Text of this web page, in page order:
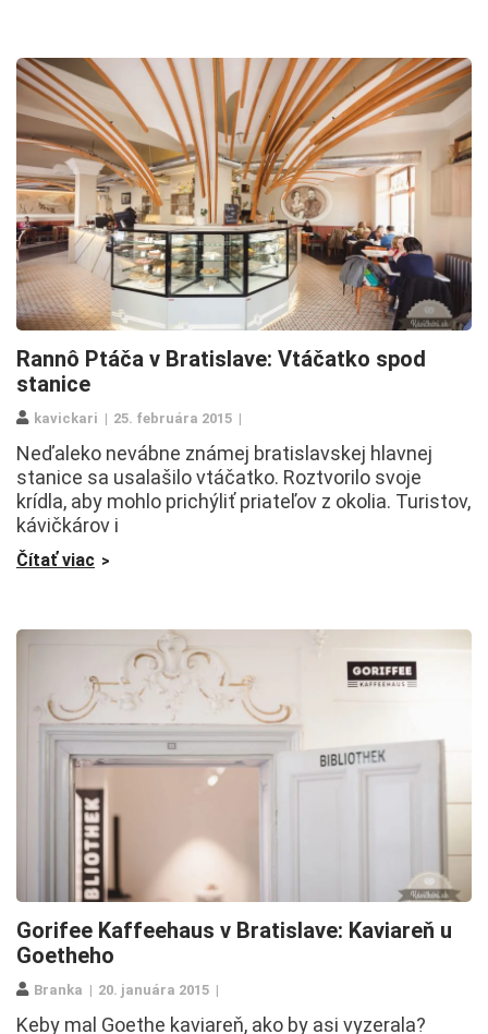
Rannô Ptáča v Bratislave: Vtáčatko spod
stanice
kavickari 25. februára 2015
Neďaleko nevábne známej bratislavskej hlavnej
stanice sa usalašilo vtáčatko. Roztvorilo svoje
krídla, aby mohlo prichýliť priateľov z okolia. Turistov,
kávičkárov i
Čítať viac
Gorifee Kaffeehaus v Bratislave: Kaviareň u
Goetheho
Branka 20. januára 2015
Keby mal Goethe kaviareň, ako by asi vyzerala?